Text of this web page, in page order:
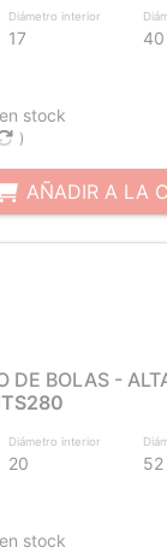
Diámetro interior
17 40
stock
)
AÑADIR A LA
DE BOLAS -
Diámetro interior
20 52
stock